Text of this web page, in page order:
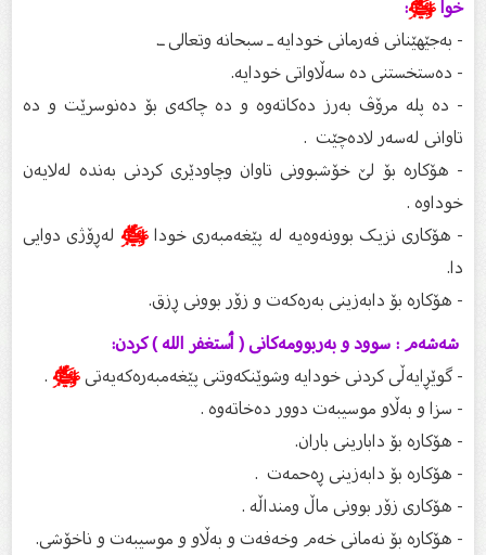
خواﷺ:
- بەجێهێنانی فەرمانی خودایە ـ سبحانه وتعالى ـ.
- دەستخستنی دە سەڵاواتی خودایە.
- دە پلە مرۆڤ بەرز دەکاتەوە و دە چاکەی بۆ دەنوسرێت و دە
تاوانی لەسەر لادەچێت .
- هۆکارە بۆ لێ خۆشبوونی تاوان وچاودێری کردنی بەندە لەلایەن
خوداوە .
- هۆکاری نزیک بوونەوەیه لە پێغەمبەرى خوداﷺلەڕۆژی دوایی
- هۆکاره بۆ دابەزینی بەرەکەت و زۆر بوونی ڕزق.
شەشەم : سوود و بەربوومەکانی ( ٲستغفر الله ) کردن:
- گوێڕایەڵی کردنی خودایە وشوێنکەوتنی پێغەمبەرەکەیەتیﷺ.
- سزا و بەڵاو موسیبەت دوور دەخاتەوە .
- هۆکارە بۆ دابارینی باران.
- هۆکارە بۆ دابەزینی ڕەحمەت .
- هۆکاری زۆر بوونی ماڵ ومنداڵە .
- هۆکارە بۆ نەمانی خەم وخەفەت و بەڵاو و موسیبەت و ناخۆشی.